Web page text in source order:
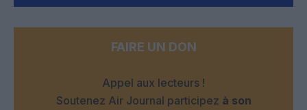
FAIRE UN DON
Appel aux lecteurs !
Soutenez Air Journal participez à son